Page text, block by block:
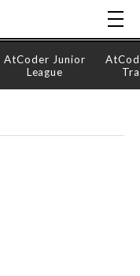
AtCoder Junior
League